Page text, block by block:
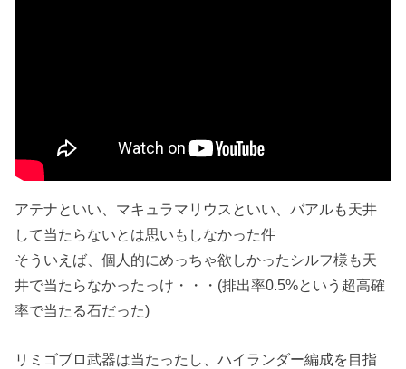
アテナといい、マキュラマリウスといい、バアルも天井
して当たらないとは思いもしなかった件
そういえば、個人的にめっちゃ欲しかったシルフ様も天
井で当たらなかったっけ・・・(排出率0.5%という超高確
率で当たる石だった)
リミゴブロ武器は当たったし、ハイランダー編成を目指